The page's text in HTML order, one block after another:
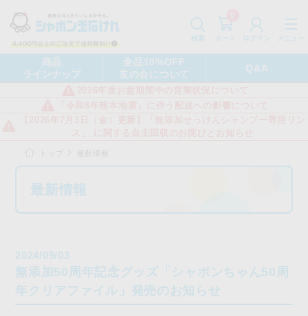
ログイン
検索 メニュー
商品
ラインナップ
全品10%OFF
友の会について
Q&A
最新情報
無添加50周年記念グッズ「シャボンちゃん50周
年クリアファイル」発売のお知らせ
2024/09/03